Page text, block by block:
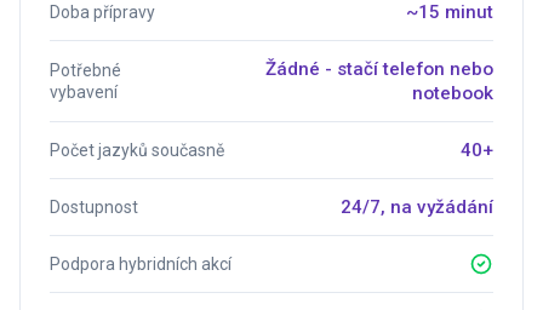
Doba přípravy ~15 minut
Potřebné
vybavení
Žádné - stačí telefon nebo
notebook
Počet jazyků současně 40+
Dostupnost 24/7, na vyžádání
Podpora hybridních akcí